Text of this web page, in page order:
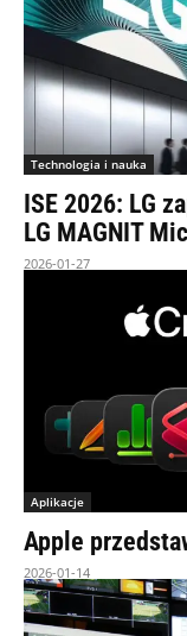
Technologia i nauka
ISE 2026: LG
LG MAGNIT
2026-01-27
Aplikacje
Apple
2026-01-14